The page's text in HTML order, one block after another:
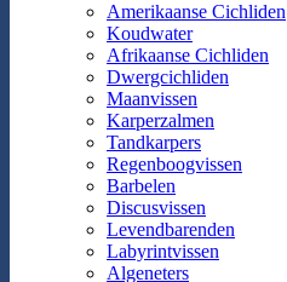
Amerikaanse Cichliden
Koudwater
Afrikaanse Cichliden
Dwergcichliden
Maanvissen
Karperzalmen
Tandkarpers
Regenboogvissen
Barbelen
Discusvissen
Levendbarenden
Labyrintvissen
Algeneters